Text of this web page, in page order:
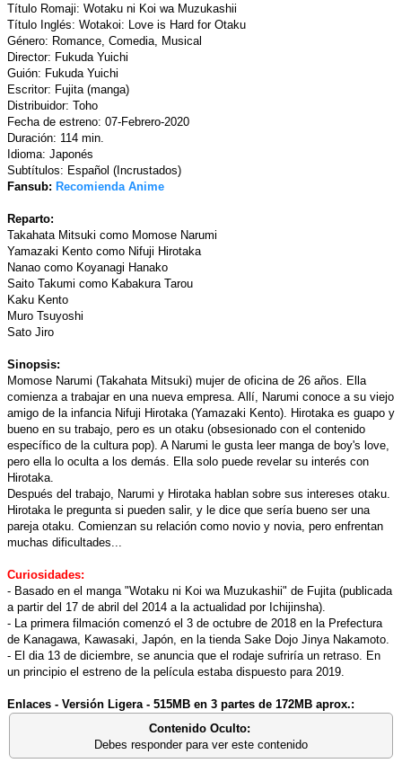
Título Romaji: Wotaku ni Koi wa Muzukashii
Título Inglés: Wotakoi: Love is Hard for Otaku
Género: Romance, Comedia, Musical
Director: Fukuda Yuichi
Guión: Fukuda Yuichi
Escritor: Fujita (manga)
Distribuidor: Toho
Fecha de estreno: 07-Febrero-2020
Duración: 114 min.
Idioma: Japonés
Subtítulos: Español (Incrustados)
Fansub: Recomienda Anime
Reparto:
Takahata Mitsuki como Momose Narumi
Yamazaki Kento como Nifuji Hirotaka
Nanao como Koyanagi Hanako
Saito Takumi como Kabakura Tarou
Kaku Kento
Muro Tsuyoshi
Sato Jiro
Sinopsis:
Momose Narumi (Takahata Mitsuki) mujer de oficina de 26 años. Ella
comienza a trabajar en una nueva empresa. Allí, Narumi conoce a su viejo
amigo de la infancia Nifuji Hirotaka (Yamazaki Kento). Hirotaka es guapo y
bueno en su trabajo, pero es un otaku (obsesionado con el contenido
específico de la cultura pop). A Narumi le gusta leer manga de boy's love,
pero ella lo oculta a los demás. Ella solo puede revelar su interés con
Hirotaka.
Después del trabajo, Narumi y Hirotaka hablan sobre sus intereses otaku.
Hirotaka le pregunta si pueden salir, y le dice que sería bueno ser una
pareja otaku. Comienzan su relación como novio y novia, pero enfrentan
muchas dificultades...
Curiosidades:
- Basado en el manga "Wotaku ni Koi wa Muzukashii" de Fujita (publicada
a partir del 17 de abril del 2014 a la actualidad por Ichijinsha).
- La primera filmación comenzó el 3 de octubre de 2018 en la Prefectura
de Kanagawa, Kawasaki, Japón, en la tienda Sake Dojo Jinya Nakamoto.
- El dia 13 de diciembre, se anuncia que el rodaje sufriría un retraso. En
un principio el estreno de la película estaba dispuesto para 2019.
Enlaces - Versión Ligera - 515MB en 3 partes de 172MB aprox.:
Contenido Oculto:
Debes responder para ver este contenido